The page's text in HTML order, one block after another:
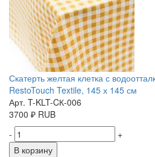
Скатерть желтая клетка с
RestoTouch Textile, 145 х 145 см
Арт. T-KLT-CК-006
3700 ₽ RUB
-
+
В корзину